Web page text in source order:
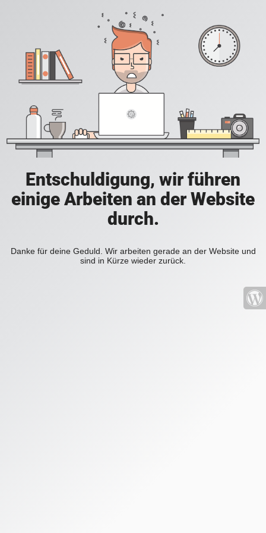
Entschuldigung, wir führen
einige Arbeiten an der Website
durch.
Danke für deine Geduld. Wir arbeiten gerade an der Website und
sind in Kürze wieder zurück.